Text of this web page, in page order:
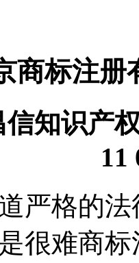
商标注册
知识产
11
严格的
很难商